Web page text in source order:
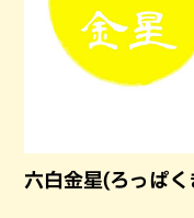
六白金星(ろっぱく